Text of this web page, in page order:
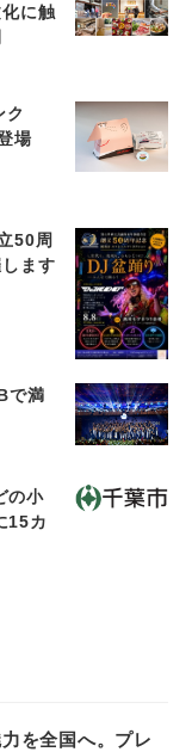
に触
ク
登場
50周
ます
で満
の小
15カ
を全国へ。プレ